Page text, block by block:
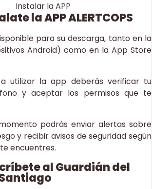
Instalar la APP
la APP ALERTCOPS
para su descarga, tanto en la
Android) como en la App Store
utilizar la app deberás verificar tu
y aceptar los permisos que te
podrás enviar alertas sobre
y recibir avisos de seguridad según
encuentres.
al Guardián del